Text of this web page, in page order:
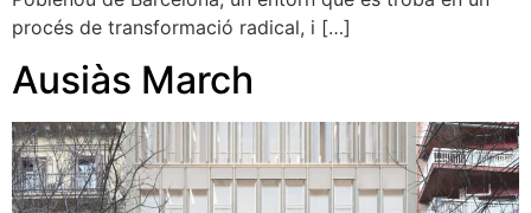
procés de transformació radical, i […]
Ausiàs March